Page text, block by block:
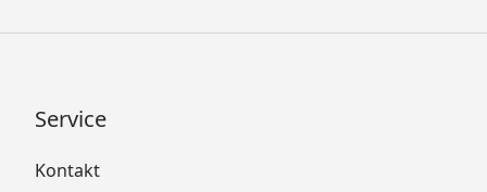
Service
Kontakt